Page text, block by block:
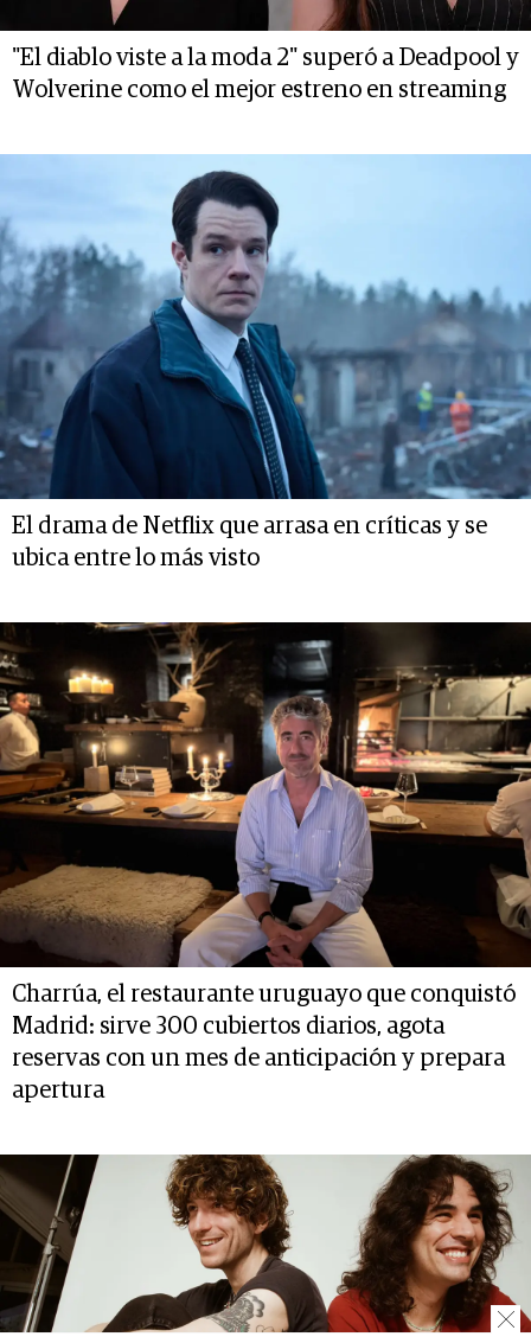
"El diablo viste a la moda 2" superó a Deadpool y
Wolverine como el mejor estreno en streaming
El drama de Netflix que arrasa en críticas y se
ubica entre lo más visto
Charrúa, el restaurante uruguayo que conquistó
Madrid: sirve 300 cubiertos diarios, agota
reservas con un mes de anticipación y prepara
apertura